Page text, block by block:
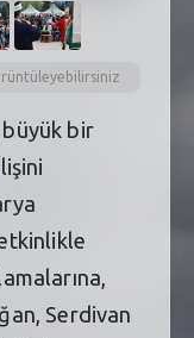
büyük bir
Serdivan